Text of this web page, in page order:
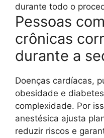
durante todo o
Pessoas
crônicas
durante a
Doenças cardíacas,
obesidade e
complexidade. Por
anestésica ajusta
reduzir riscos e